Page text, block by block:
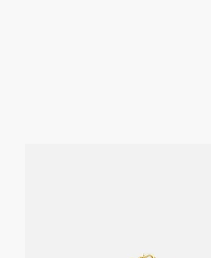
قطعة قماش ناعمة وخالية
الأُطر المُثبّتة.